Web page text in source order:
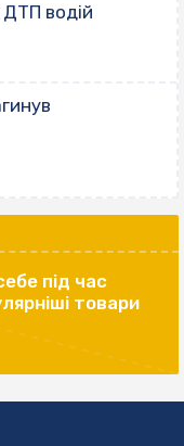
ДТП водій
під час
товари